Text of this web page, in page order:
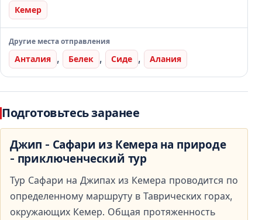
для сафари-туров благодаря своему уникальному
ландшафту.
Захватывающие природные пейзажи
Горы Тавр, сосновые леса, реки и смотровые
идеальные условия для незабываемого
путешествия.
Погружение в местную культуру
В рамках тура вы посещаете традиционные
турецкие деревни, знакомитесь с бытом местных
жителей и узнаёте больше о культуре и традициях
Кемер
Другие места отправления
Анталия , Белек , Сиде , Алания
Подготовьтесь заранее
Джип - Сафари из Кемера на природе
- приключенческий тур
Тур Сафари на Джипах из Кемера проводится по
определенному маршруту в Таврических горах,
окружающих Кемер. Общая протяженность